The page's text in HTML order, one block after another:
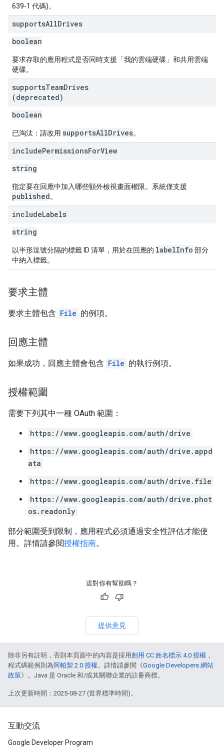
639-1 代碼)。
supportsAllDrives
boolean
要求存取的應用程式是否同時支援「我的雲端硬碟」和共用雲端
硬碟。
supportsTeamDrives
(deprecated)
boolean
已淘汰：請改用 supportsAllDrives。
includePermissionsForView
string
指定要在回應中加入哪些額外檢視畫面權限。系統僅支援
published。
includeLabels
string
以半形逗號分隔的標籤 ID 清單，用於在回應的 labelInfo 部分
中納入標籤。
要求主體
要求主體包含 File 的例項。
回應主體
如果成功，回應主體會包含 File 的執行例項。
授權範圍
需要下列其中一種 OAuth 範圍：
https://www.googleapis.com/auth/drive
https://www.googleapis.com/auth/drive.appd
ata
https://www.googleapis.com/auth/drive.file
https://www.googleapis.com/auth/drive.phot
os.readonly
部分範圍受到限制，應用程式必須通過安全性評估才能使
用。詳情請參閱授權指南。
這對你有幫助嗎？
提供意見
除非另有註明，否則本頁面中的內容是採用創用 CC 姓名標示 4.0 授權 ，
程式碼範例則為阿帕契 2.0 授權。詳情請參閱《Google Developers 網站
政策》。Java 是 Oracle 和/或其關聯企業的註冊商標。
上次更新時間：2025-08-27 (世界標準時間)。
互動交流
Google Developer Program